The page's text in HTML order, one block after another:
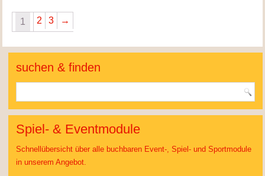
1 2 3 →
suchen & finden
Spiel- & Eventmodule
Schnellübersicht über alle buchbaren Event-, Spiel- und Sportmodule
in unserem Angebot.